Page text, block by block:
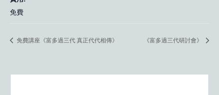
免費
免費講座《富多過三代 真正代代相傳》 《富多過三代研討會》